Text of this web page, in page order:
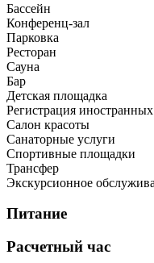
Бассейн
Конференц-зал
Парковка
Ресторан
Сауна
Бар
Детская площадка
Регистрация
Салон красоты
Санаторные услуги
Спортивные площадки
Трансфер
Экскурсионное
Питание
Расчетный час